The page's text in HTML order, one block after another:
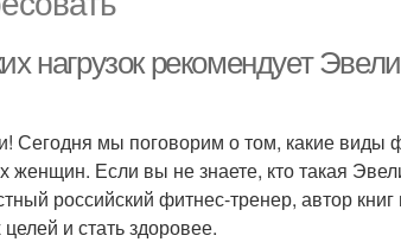
нагрузок рекомендует
Сегодня мы поговорим о том, какие виды
Если вы не знаете, кто такая
российский фитнес-тренер, автор
и стать здоровее.